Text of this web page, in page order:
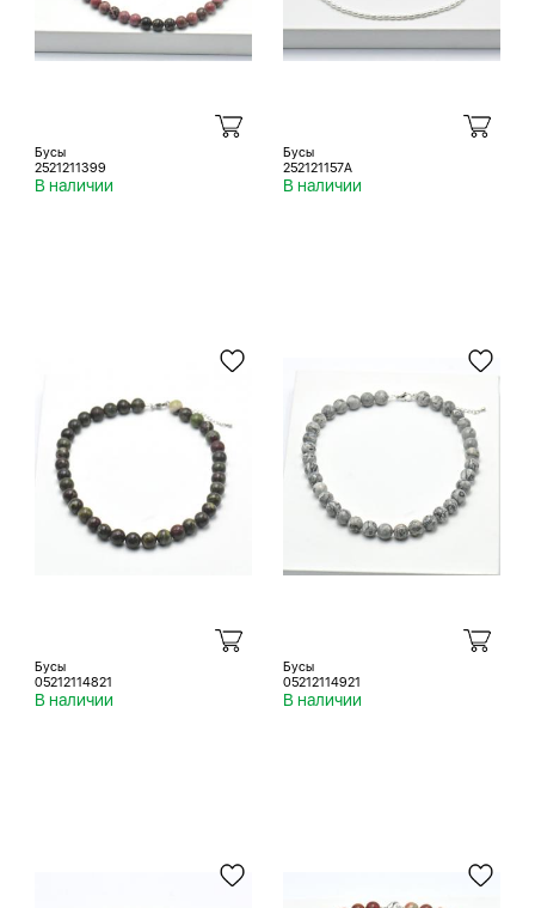
Бусы
2521211399
В наличии
Бусы
252121157A
В наличии
Бусы
05212114821
В наличии
Бусы
05212114921
В наличии